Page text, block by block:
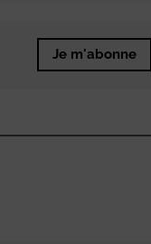
Je m'abonne